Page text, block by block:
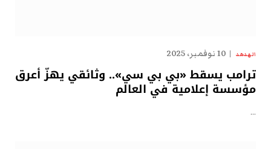
الهدهد 10 نوفمبر، 2025
ترامب يسقط «بي بي سي».. وثائقي يهزّ أعرق
مؤسسة إعلامية في العالم
…